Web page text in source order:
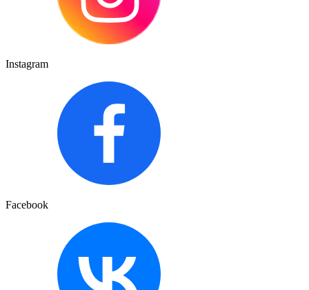
Instagram
Facebook